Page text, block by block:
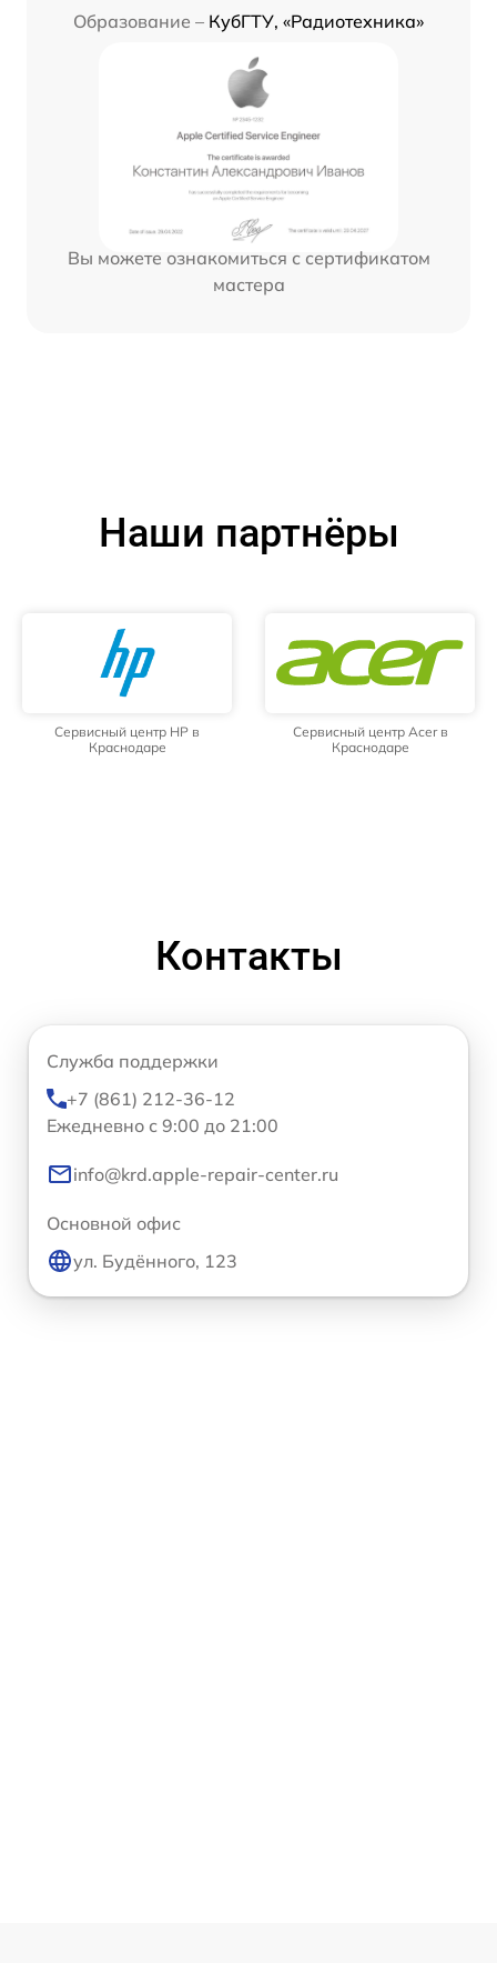
Образование – КубГТУ, «Радиотехника»
Вы можете ознакомиться с сертификатом
мастера
Наши партнёры
Сервисный центр HP в
Краснодаре
Сервисный центр Acer в
Краснодаре
Контакты
Служба поддержки
+7 (861) 212-36-12
Ежедневно с 9:00 до 21:00
info@krd.apple-repair-center.ru
Основной офис
ул. Будённого, 123